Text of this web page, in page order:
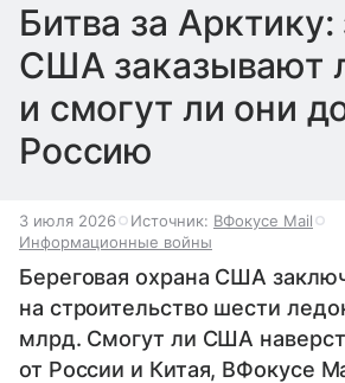
Битва за
США заказывают
и смогут ли они
Россию
3 июля 2026 Источник: ВФокусе Mail
Информационные войны
Береговая охрана США
на строительство шести
млрд. Смогут ли США
от России и Китая, ВФокусе